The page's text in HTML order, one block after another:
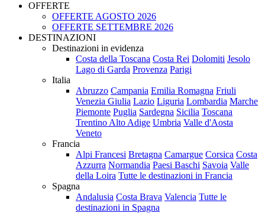
OFFERTE
OFFERTE AGOSTO 2026
OFFERTE SETTEMBRE 2026
DESTINAZIONI
Destinazioni in evidenza
Costa della Toscana Costa Rei Dolomiti Jesolo
Lago di Garda Provenza Parigi
Italia
Abruzzo Campania Emilia Romagna Friuli
Venezia Giulia Lazio Liguria Lombardia Marche
Piemonte Puglia Sardegna Sicilia Toscana
Trentino Alto Adige Umbria Valle d'Aosta
Veneto
Francia
Alpi Francesi Bretagna Camargue Corsica Costa
Azzurra Normandia Paesi Baschi Savoia Valle
della Loira Tutte le destinazioni in Francia
Spagna
Andalusia Costa Brava Valencia Tutte le
destinazioni in Spagna